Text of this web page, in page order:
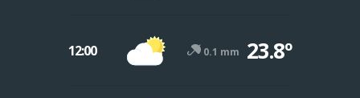
12:00 0.1 mm 23.8º